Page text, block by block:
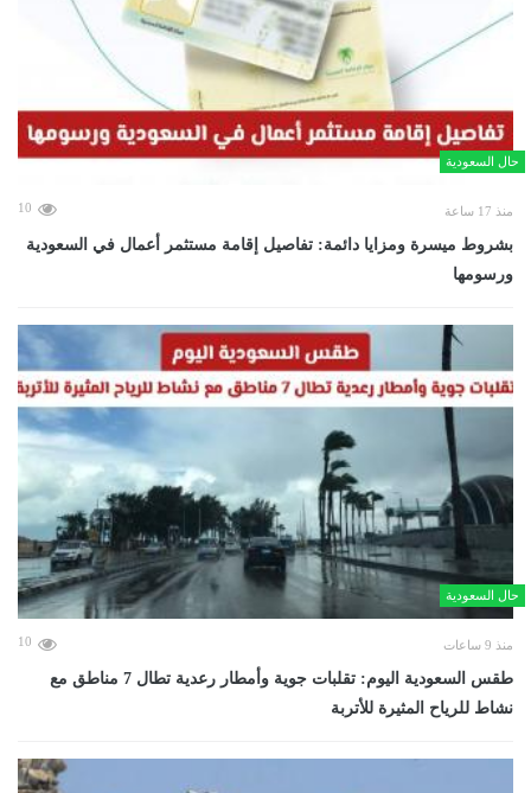
حال السعودية
منذ 17 ساعة 10
بشروط ميسرة ومزايا دائمة: تفاصيل إقامة مستثمر أعمال في السعودية
ورسومها
حال السعودية
منذ 9 ساعات 10
طقس السعودية اليوم: تقلبات جوية وأمطار رعدية تطال 7 مناطق مع
نشاط للرياح المثيرة للأتربة